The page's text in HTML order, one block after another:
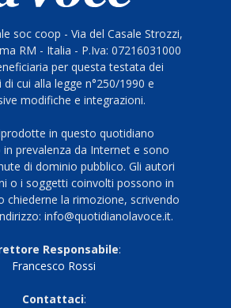
soc coop - Via del Casale Strozzi,
RM - Italia - P.Iva: 07216031000
per questa testata dei
cui alla legge n°250/1990 e
modifiche e integrazioni.
in questo quotidiano
prevalenza da Internet e sono
di dominio pubblico. Gli autori
o i soggetti coinvolti possono in
chiederne la rimozione, scrivendo
info@quotidianolavoce.it.
Responsabile:
Francesco Rossi
Contattaci: